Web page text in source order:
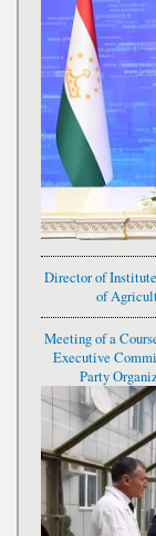
Director of
of
Meeting of a
Executive
Party